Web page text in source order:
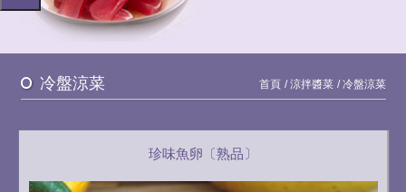
冷盤涼菜 首頁 涼拌醬菜 冷盤涼菜
珍味魚卵〔熟品〕